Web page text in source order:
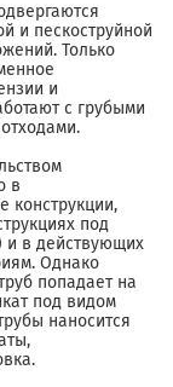
и пескоструйной
Только
и
с грубыми
в
конструкции,
под
и в действующих
Однако
попадает на
под видом
наносится